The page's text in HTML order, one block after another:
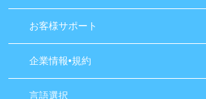
お客様サポート
企業情報•規約
言語選択